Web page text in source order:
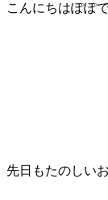
こんにちはぽぽ
先日もたのしい